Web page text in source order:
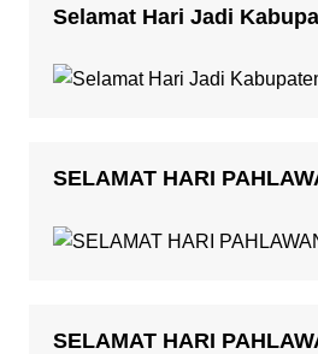
Selamat Hari Jadi
SELAMAT HARI
SELAMAT HARI